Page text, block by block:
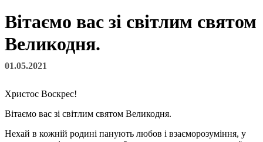
Вітаємо вас зі світлим святом
Великодня.
01.05.2021
Христос Воскрес!
Вітаємо вас зі світлим святом Великодня.
Нехай в кожній родині панують любов і взаєморозуміння, у